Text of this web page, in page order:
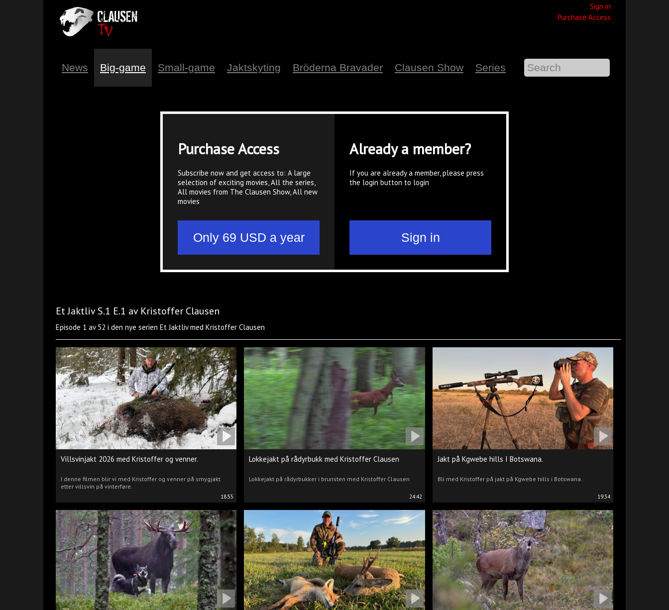
Sign in
Purchase Access
News Big-game Small-game Jaktskyting Bröderna Bravader Clausen Show Series
Purchase Access
Subscribe now and get access to: A large
selection of exciting movies, All the series,
All movies from The Clausen Show, All new
movies
Already a member?
If you are already a member, please press
the login button to login
Et Jaktliv S.1 E.1 av Kristoffer Clausen
Episode 1 av 52 i den nye serien Et Jaktliv med Kristoffer Clausen
18:55
Villsvinjakt 2026 med Kristoffer og venner.
I denne filmen blir vi med Kristoffer og venner på smygjakt
etter villsvin på vinterføre.
24:42
Lokkejakt på rådyrbukk med Kristoffer Clausen
Lokkejakt på rådyrbukker i brunsten med Kristoffer Clausen
19:34
Jakt på Kgwebe hills I Botswana.
Bli med Kristoffer på jakt på Kgwebe hills i Botswana.